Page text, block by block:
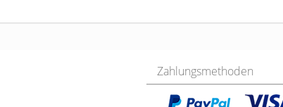
Zahlungsmethoden